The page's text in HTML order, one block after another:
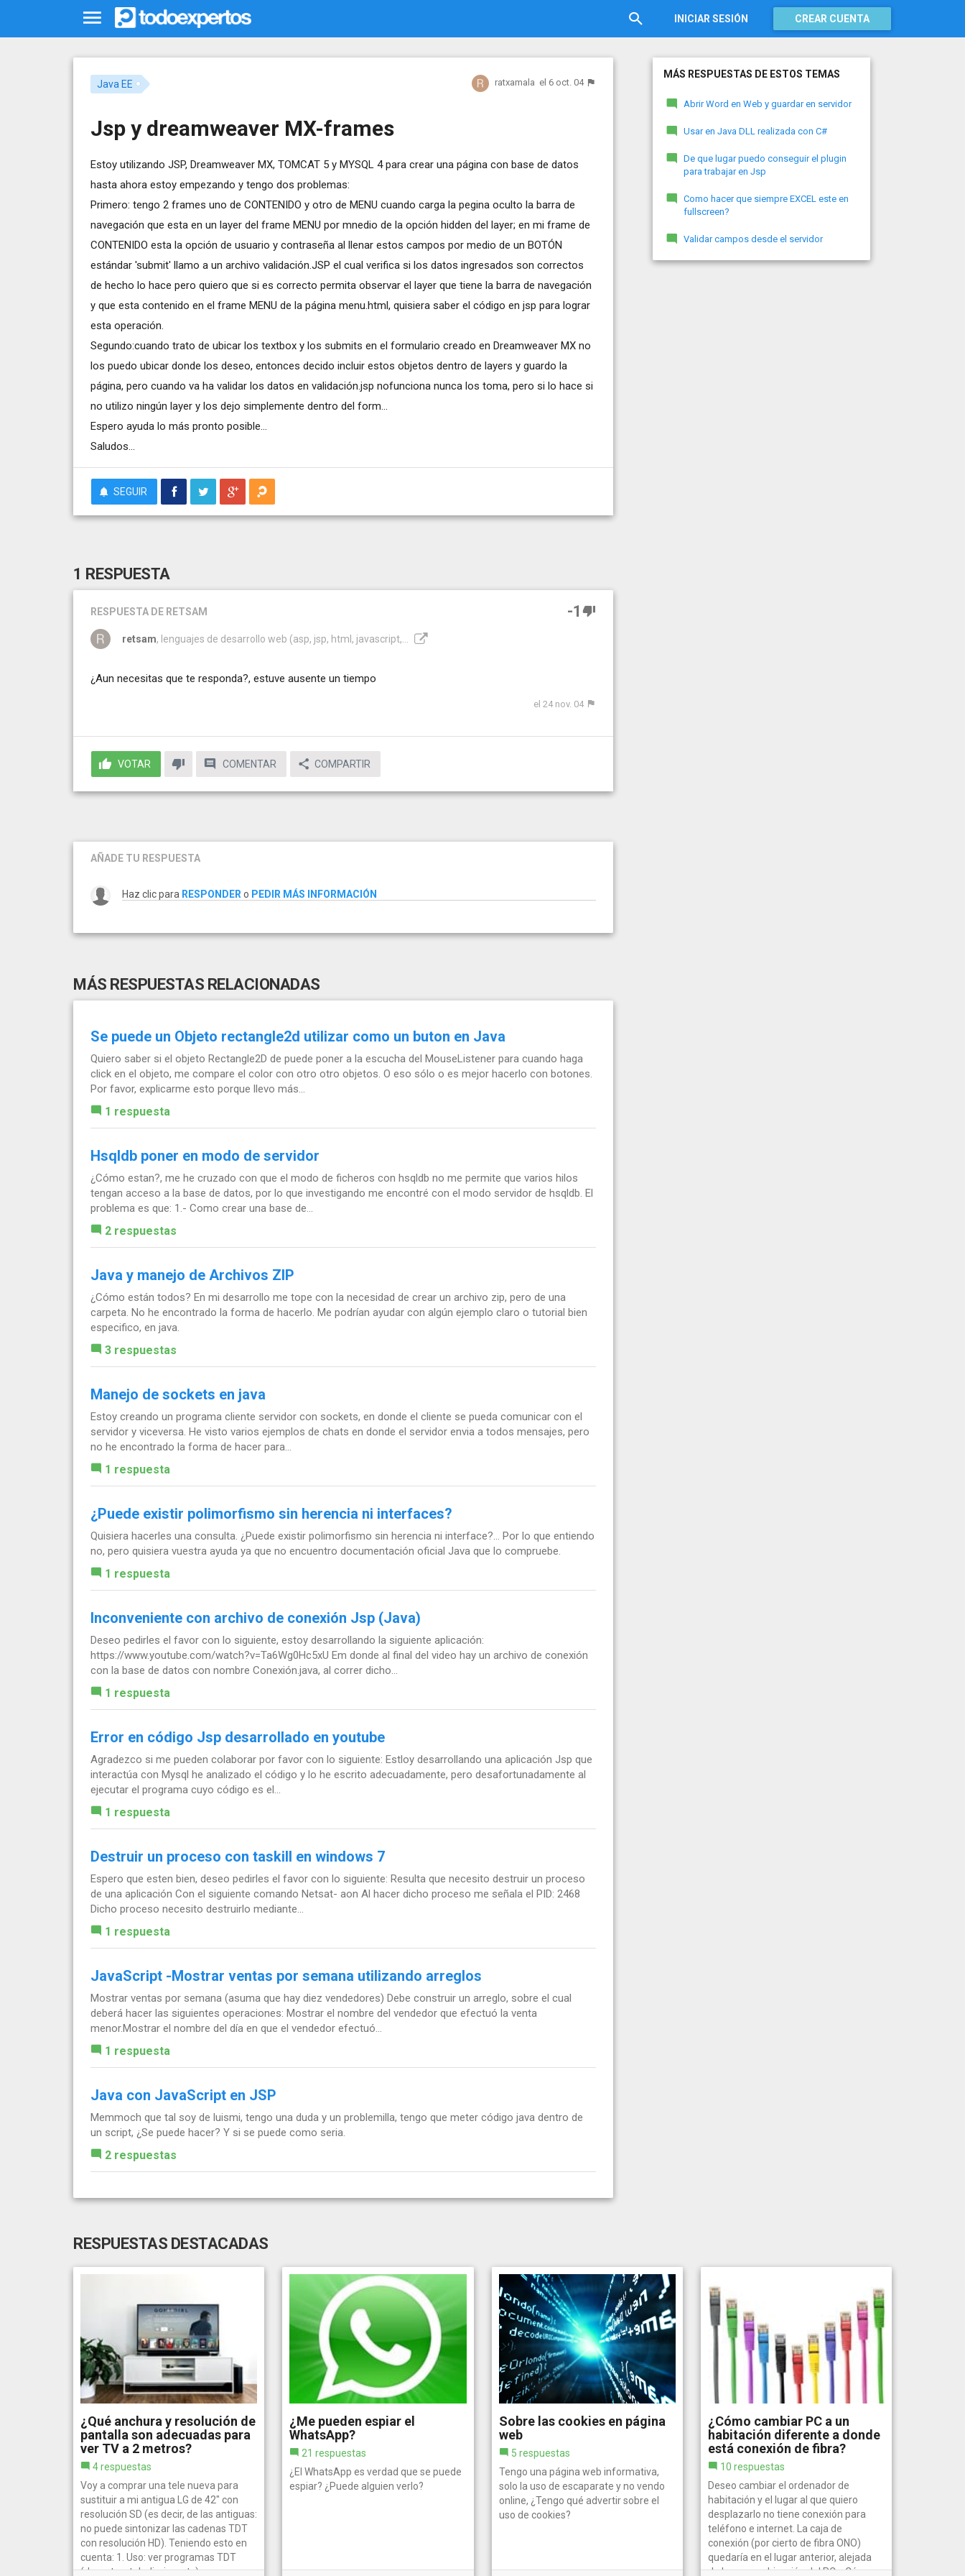
INICIAR SESIÓN CREAR CUENTA
Java EE ratxamala el 6 oct. 04
Jsp y dreamweaver MX-frames
Estoy utilizando JSP, Dreamweaver MX, TOMCAT 5 y MYSQL 4 para crear una página con base de datos
hasta ahora estoy empezando y tengo dos problemas:
Primero: tengo 2 frames uno de CONTENIDO y otro de MENU cuando carga la pegina oculto la barra de
navegación que esta en un layer del frame MENU por mnedio de la opción hidden del layer; en mi frame de
CONTENIDO esta la opción de usuario y contraseña al llenar estos campos por medio de un BOTÓN
estándar 'submit' llamo a un archivo validación.JSP el cual verifica si los datos ingresados son correctos
de hecho lo hace pero quiero que si es correcto permita observar el layer que tiene la barra de navegación
y que esta contenido en el frame MENU de la página menu.html, quisiera saber el código en jsp para lograr
esta operación.
Segundo:cuando trato de ubicar los textbox y los submits en el formulario creado en Dreamweaver MX no
los puedo ubicar donde los deseo, entonces decido incluir estos objetos dentro de layers y guardo la
página, pero cuando va ha validar los datos en validación.jsp nofunciona nunca los toma, pero si lo hace si
no utilizo ningún layer y los dejo simplemente dentro del form...
Espero ayuda lo más pronto posible...
Saludos...
SEGUIR
1 RESPUESTA
RESPUESTA DE RETSAM -1
retsam, lenguajes de desarrollo web (asp, jsp, html, javascript,...
¿Aun necesitas que te responda?, estuve ausente un tiempo
el 24 nov. 04
VOTAR COMENTAR COMPARTIR
AÑADE TU RESPUESTA
Haz clic para RESPONDER o PEDIR MÁS INFORMACIÓN
MÁS RESPUESTAS RELACIONADAS
Se puede un Objeto rectangle2d utilizar como un buton en Java
Quiero saber si el objeto Rectangle2D de puede poner a la escucha del MouseListener para cuando haga
click en el objeto, me compare el color con otro otro objetos. O eso sólo o es mejor hacerlo con botones.
Por favor, explicarme esto porque llevo más...
1 respuesta
Hsqldb poner en modo de servidor
¿Cómo estan?, me he cruzado con que el modo de ficheros con hsqldb no me permite que varios hilos
tengan acceso a la base de datos, por lo que investigando me encontré con el modo servidor de hsqldb. El
problema es que: 1.- Como crear una base de...
2 respuestas
Java y manejo de Archivos ZIP
¿Cómo están todos? En mi desarrollo me tope con la necesidad de crear un archivo zip, pero de una
carpeta. No he encontrado la forma de hacerlo. Me podrían ayudar con algún ejemplo claro o tutorial bien
especifico, en java.
3 respuestas
Manejo de sockets en java
Estoy creando un programa cliente servidor con sockets, en donde el cliente se pueda comunicar con el
servidor y viceversa. He visto varios ejemplos de chats en donde el servidor envia a todos mensajes, pero
no he encontrado la forma de hacer para...
1 respuesta
¿Puede existir polimorfismo sin herencia ni interfaces?
Quisiera hacerles una consulta. ¿Puede existir polimorfismo sin herencia ni interface?... Por lo que entiendo
no, pero quisiera vuestra ayuda ya que no encuentro documentación oficial Java que lo compruebe.
1 respuesta
Inconveniente con archivo de conexión Jsp (Java)
Deseo pedirles el favor con lo siguiente, estoy desarrollando la siguiente aplicación:
https://www.youtube.com/watch?v=Ta6Wg0Hc5xU Em donde al final del video hay un archivo de conexión
con la base de datos con nombre Conexión.java, al correr dicho...
1 respuesta
Error en código Jsp desarrollado en youtube
Agradezco si me pueden colaborar por favor con lo siguiente: Estloy desarrollando una aplicación Jsp que
interactúa con Mysql he analizado el código y lo he escrito adecuadamente, pero desafortunadamente al
ejecutar el programa cuyo código es el...
1 respuesta
Destruir un proceso con taskill en windows 7
Espero que esten bien, deseo pedirles el favor con lo siguiente: Resulta que necesito destruir un proceso
de una aplicación Con el siguiente comando Netsat- aon Al hacer dicho proceso me señala el PID: 2468
Dicho proceso necesito destruirlo mediante...
1 respuesta
JavaScript -Mostrar ventas por semana utilizando arreglos
Mostrar ventas por semana (asuma que hay diez vendedores) Debe construir un arreglo, sobre el cual
deberá hacer las siguientes operaciones: Mostrar el nombre del vendedor que efectuó la venta
menor.Mostrar el nombre del día en que el vendedor efectuó...
1 respuesta
Java con JavaScript en JSP
Memmoch que tal soy de luismi, tengo una duda y un problemilla, tengo que meter código java dentro de
un script, ¿Se puede hacer? Y si se puede como seria.
2 respuestas
MÁS RESPUESTAS DE ESTOS TEMAS
Abrir Word en Web y guardar en servidor
Usar en Java DLL realizada con C#
De que lugar puedo conseguir el plugin
para trabajar en Jsp
Como hacer que siempre EXCEL este en
fullscreen?
Validar campos desde el servidor
RESPUESTAS DESTACADAS
¿Qué anchura y resolución de
pantalla son adecuadas para
ver TV a 2 metros?
4 respuestas
Voy a comprar una tele nueva para
sustituir a mi antigua LG de 42" con
resolución SD (es decir, de las antiguas:
no puede sintonizar las cadenas TDT
con resolución HD). Teniendo esto en
cuenta: 1. Uso: ver programas TDT
(deportes, telediarios, etc),...
¿Me pueden espiar el
WhatsApp?
21 respuestas
¿El WhatsApp es verdad que se puede
espiar? ¿Puede alguien verlo?
Sobre las cookies en página
web
5 respuestas
Tengo una página web informativa,
solo la uso de escaparate y no vendo
online, ¿Tengo qué advertir sobre el
uso de cookies?
¿Cómo cambiar PC a un
habitación diferente a donde
está conexión de fibra?
10 respuestas
Deseo cambiar el ordenador de
habitación y el lugar al que quiero
desplazarlo no tiene conexión para
teléfono e internet. La caja de
conexión (por cierto de fibra ONO)
quedaría en el lugar anterior, alejada
de la nueva ubicación del PC. ¿Cómo